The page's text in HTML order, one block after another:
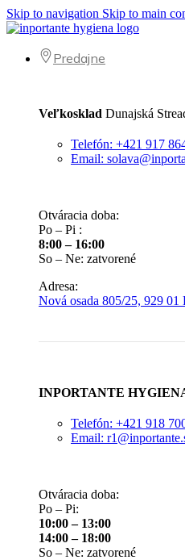
Skip to navigation Skip to main
Predajne
Veľkosklad Dunajská
Telefón: +421 917
Email:
Otváracia doba:
Po – Pi :
8:00 – 16:00
So – Ne: zatvorené
Adresa:
Nová osada 805/25, 929 01
INPORTANTE
Telefón: +421 918
Email:
Otváracia doba:
Po – Pi:
10:00 – 13:00
14:00 – 18:00
So – Ne: zatvorené